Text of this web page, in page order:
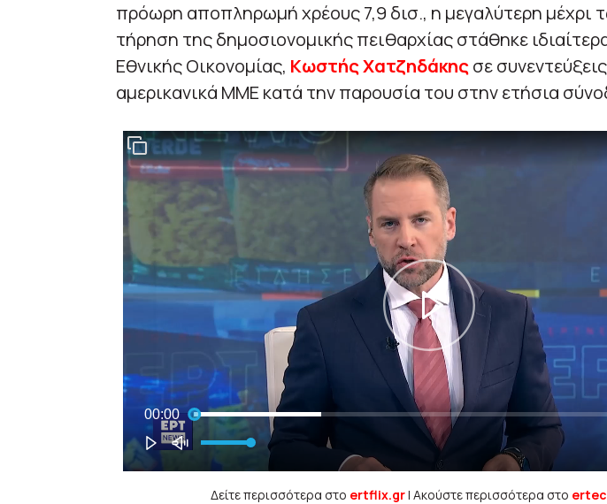
πρόωρη αποπληρωμή χρέους 7,9 δισ., η μεγαλύτερη μέχρι
τήρηση της δημοσιονομικής πειθαρχίας στάθηκε
Εθνικής Οικονομίας, Kωστής Χατζηδάκηςσε
αμερικανικά ΜΜΕ κατά την παρουσία του στην ετήσια
Δείτε περισσότερα στο ertflix.gr| Ακούστε περισσότερα στο